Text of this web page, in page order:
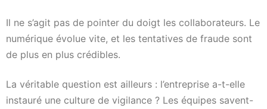
Il ne s’agit pas de pointer du doigt les collaborateurs. Le
numérique évolue vite, et les tentatives de fraude sont
de plus en plus crédibles.
La véritable question est ailleurs : l’entreprise a-t-elle
instauré une culture de vigilance ? Les équipes savent-